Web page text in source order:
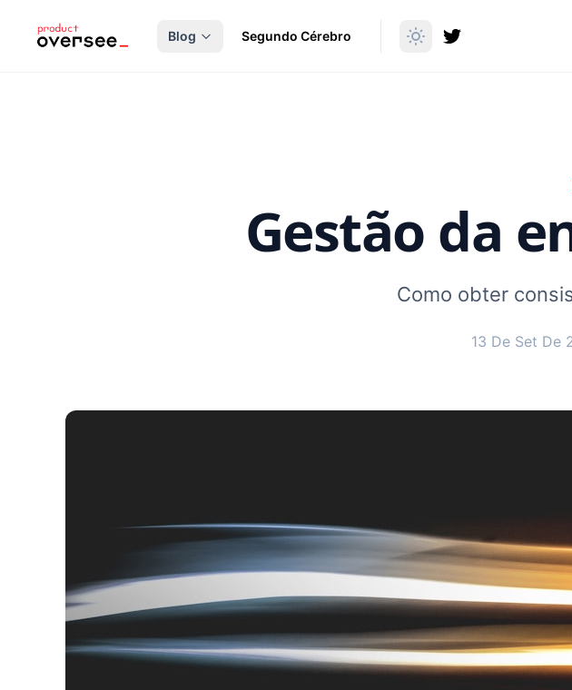
principal
Blog
Segundo Cérebro
Gestão da
Como obter
13 De Set De